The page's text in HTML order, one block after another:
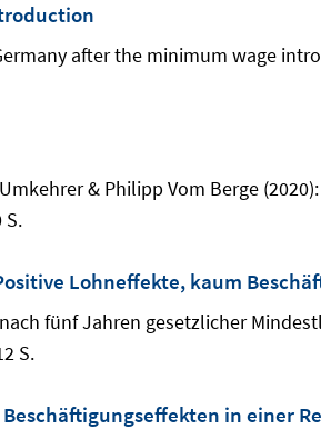
after the minimum wage
& Philipp Vom Berge
S.
Lohneffekte, kaum
fünf Jahren gesetzlicher
S.
in einer